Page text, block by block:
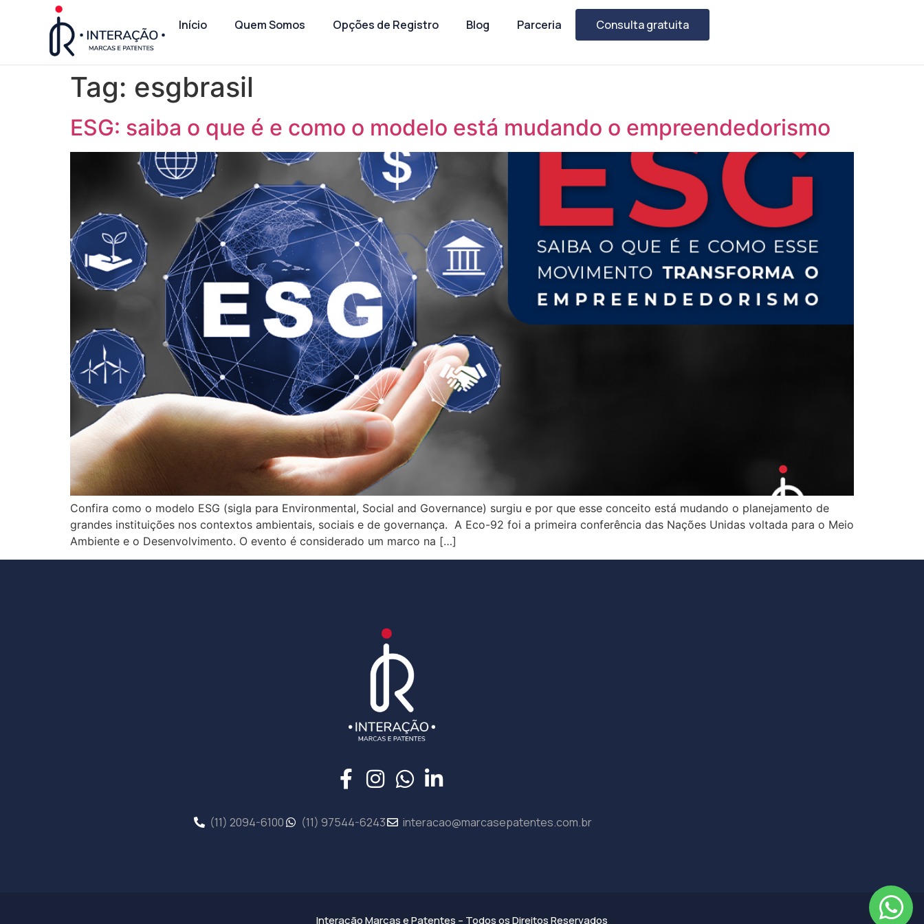
Início Quem Somos Opções de Registro Blog Parceria Consulta gratuita
Tag: esgbrasil
ESG: saiba o que é e como o modelo está mudando o empreendedorismo
Confira como o modelo ESG (sigla para Environmental, Social and Governance) surgiu e por que esse conceito está mudando o planejamento de
grandes instituições nos contextos ambientais, sociais e de governança. A Eco-92 foi a primeira conferência das Nações Unidas voltada para o Meio
Ambiente e o Desenvolvimento. O evento é considerado um marco na […]
(11) 2094-6100 (11) 97544-6243 interacao@marcasepatentes.com.br
Interação Marcas e Patentes – Todos os Direitos Reservados